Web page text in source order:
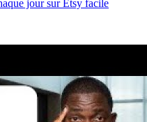
jour sur Etsy facile